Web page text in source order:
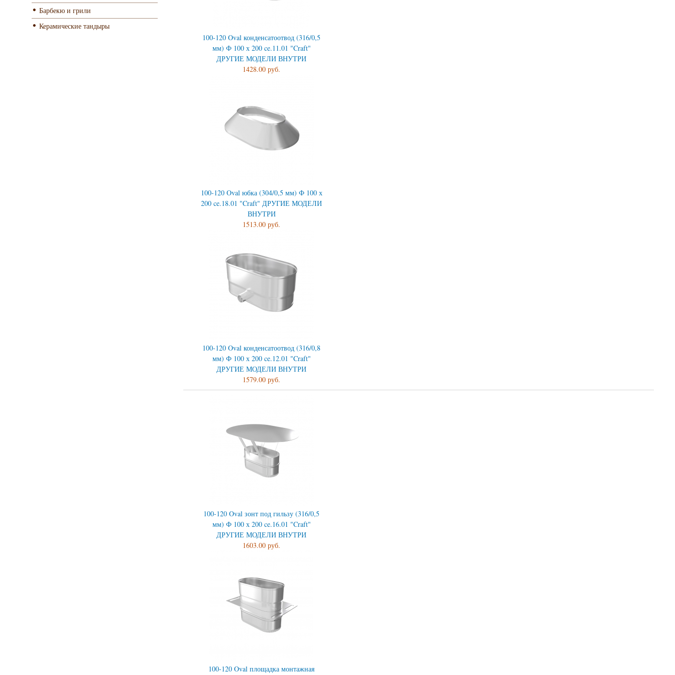
100-120 Oval конденсатоотвод (316/0,5
мм) Ф 100 х 200 ce.11.01 "Craft"
ДРУГИЕ МОДЕЛИ ВНУТРИ
1428.00 руб.
100-120 Oval юбка (304/0,5 мм) Ф 100 х
200 ce.18.01 "Craft" ДРУГИЕ МОДЕЛИ
ВНУТРИ
1513.00 руб.
100-120 Oval конденсатоотвод (316/0,8
мм) Ф 100 х 200 ce.12.01 "Craft"
ДРУГИЕ МОДЕЛИ ВНУТРИ
1579.00 руб.
100-120 Oval зонт под гильзу (316/0,5
мм) Ф 100 х 200 ce.16.01 "Craft"
ДРУГИЕ МОДЕЛИ ВНУТРИ
1603.00 руб.
100-120 Oval площадка монтажная
Барбекю и грили
Керамические тандыры